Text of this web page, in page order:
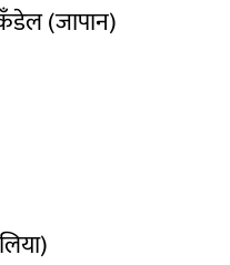
(जापान)